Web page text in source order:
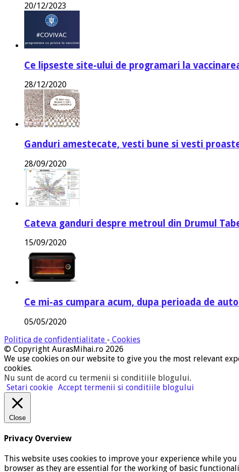
20/12/2023
Ce lipseste site-ului de programari la
28/12/2020
Ganduri amestecate, vesti bune si vesti
28/09/2020
Cateva ganduri despre metroul din Drumul
15/09/2020
Ce mi-as cumpara acum, dupa perioada de
05/05/2020
Politica de confidentialitate - Cookies
© Copyright AurasMihai.ro 2026
We use cookies on our website to give you the most relevant
cookies.
Nu sunt de acord cu termenii si conditiile blogului.
Setari cookie Accept termenii si conditiile blogului
Close
Privacy Overview
This website uses cookies to improve your experience while
browser as they are essential for the working of basic